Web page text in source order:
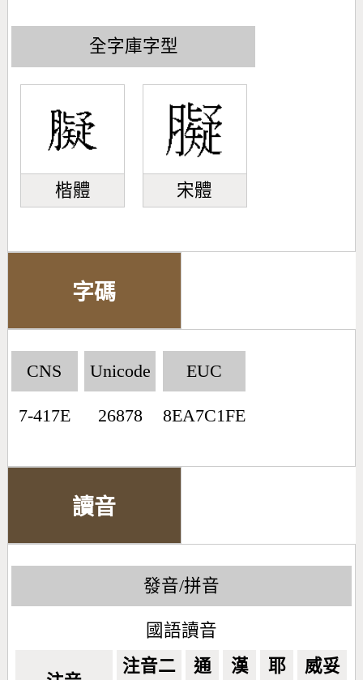
全字庫字型
楷體 宋體
字碼
CNS
7-417E
Unicode
26878
EUC
8EA7C1FE
讀音
發音/拼音
國語讀音
注音二 通 漢 耶 威妥